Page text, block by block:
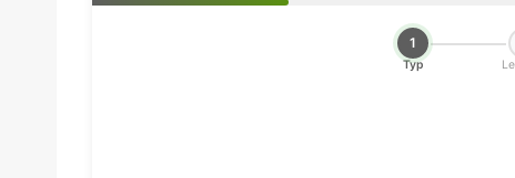
1
Typ